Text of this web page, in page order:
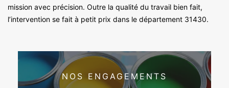
mission avec précision. Outre la qualité du travail bien fait,
l’intervention se fait à petit prix dans le département 31430.
NOS ENGAGEMENTS